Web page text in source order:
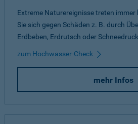
Extreme Naturereignisse treten
Sie sich gegen Schäden z. B. durch
Erdbeben, Erdrutsch oder
zum Hochwasser-Check
mehr Infos